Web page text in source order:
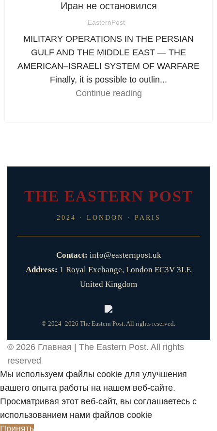
Иран не остановился
EasternPost
MILITARY OPERATIONS IN THE PERSIAN
GULF AND THE MIDDLE EAST — THE
AMERICAN–ISRAELI SYSTEM OF WARFARE
Finally, it is possible to outlin...
Continue reading
THE EASTERN POST
2024 · LONDON · PARIS
Contact: info@easternpost.uk
Address: 1 Royal Exchange, London EC3V 3LF,
United Kingdom
© 2024–2026 The Eastern Post. All rights reserved.
© 2026 Главная | The Eastern Post. All rights
reserved
Мы используем файлы cookie для улучшения
вашего опыта работы на нашем веб-сайте.
Просматривая этот веб-сайт, вы соглашаетесь с
использованием нами файлов cookie
Принять